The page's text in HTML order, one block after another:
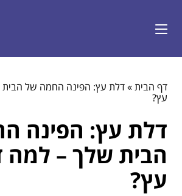
דף הבית»דלת עץ: הפינה החמה של הבית
עץ?
דלת עץ: הפינה
הבית שלך – למה
עץ?